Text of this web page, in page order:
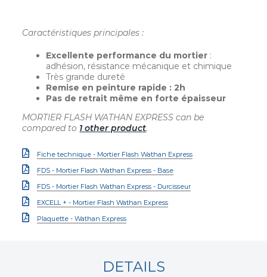
Caractéristiques principales :
Excellente performance du mortier :
adhésion, résistance mécanique et chimique
Très grande dureté
Remise en peinture rapide : 2h
Pas de retrait même en forte épaisseur
MORTIER FLASH WATHAN EXPRESS can be
compared to 1 other product.
Fiche technique - Mortier Flash Wathan Express
FDS - Mortier Flash Wathan Express - Base
FDS - Mortier Flash Wathan Express - Durcisseur
EXCELL + - Mortier Flash Wathan Express
Plaquette - Wathan Express
DETAILS